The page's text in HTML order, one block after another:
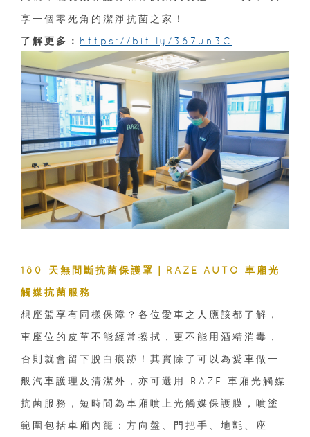
享一個零死角的潔淨抗菌之家！
了解更多： https://bit.ly/367un3C
180 天無間斷抗菌保護罩｜RAZE AUTO 車廂光
觸媒抗菌服務
想座駕享有同樣保障？各位愛車之人應該都了解，
車座位的皮革不能經常擦拭，更不能用酒精消毒，
否則就會留下脫白痕跡！其實除了可以為愛車做一
般汽車護理及清潔外，亦可選用 RAZE 車廂光觸媒
抗菌服務，短時間為車廂噴上光觸媒保護膜，噴塗
範圍包括車廂內籠：方向盤、門把手、地氈、座